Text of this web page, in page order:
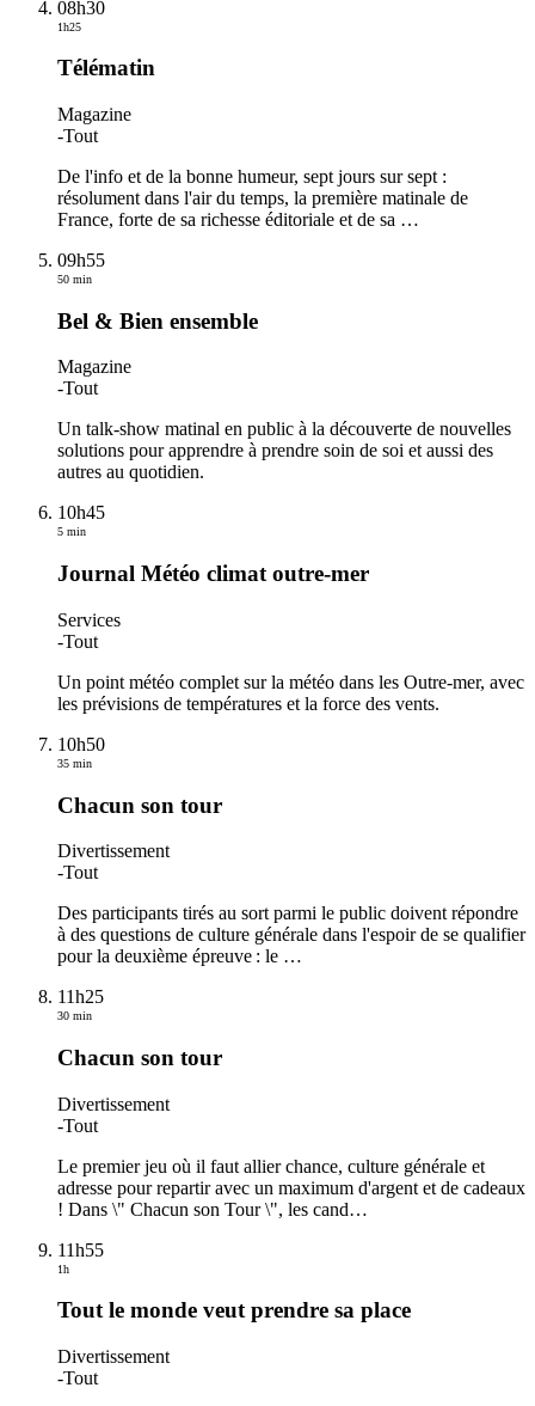
08h30
1h25
Télématin
Magazine
-Tout
De l'info et de la bonne humeur, sept jours sur sept :
résolument dans l'air du temps, la première matinale de
France, forte de sa richesse éditoriale et de sa …
09h55
50 min
Bel & Bien ensemble
Magazine
-Tout
Un talk-show matinal en public à la découverte de nouvelles
solutions pour apprendre à prendre soin de soi et aussi des
autres au quotidien.
10h45
5 min
Journal Météo climat outre-mer
Services
-Tout
Un point météo complet sur la météo dans les Outre-mer, avec
les prévisions de températures et la force des vents.
10h50
35 min
Chacun son tour
Divertissement
-Tout
Des participants tirés au sort parmi le public doivent répondre
à des questions de culture générale dans l'espoir de se qualifier
pour la deuxième épreuve : le …
11h25
30 min
Chacun son tour
Divertissement
-Tout
Le premier jeu où il faut allier chance, culture générale et
adresse pour repartir avec un maximum d'argent et de cadeaux
! Dans \" Chacun son Tour \", les cand…
11h55
1h
Tout le monde veut prendre sa place
Divertissement
-Tout